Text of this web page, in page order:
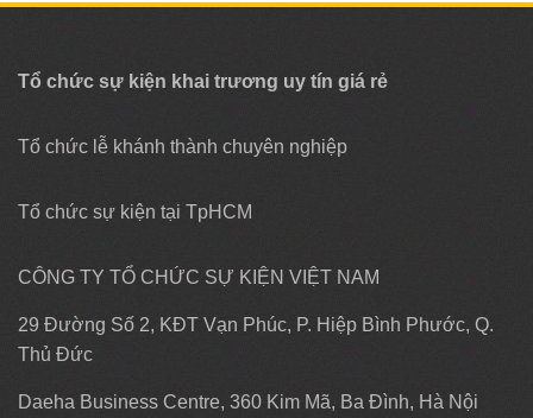
Tổ chức sự kiện khai trương uy tín giá rẻ
Tổ chức lễ khánh thành chuyên nghiệp
Tổ chức sự kiện tại TpHCM
CÔNG TY TỔ CHỨC SỰ KIỆN VIỆT NAM
29 Đường Số 2, KĐT Vạn Phúc, P. Hiệp Bình Phước, Q.
Thủ Đức
Daeha Business Centre, 360 Kim Mã, Ba Đình, Hà Nội